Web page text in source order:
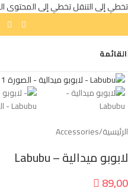
تخطي إلى التنقلتخطي إلى المحتوى
القائمة
الرئيسية/
Accessories
لابوبو ميدالية – Labubu
89,00